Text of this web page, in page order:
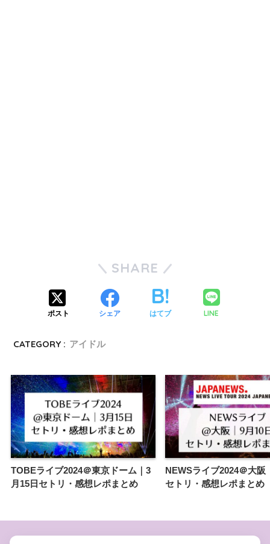
SHARE
ポスト シェア はてブ LINE
CATEGORY : アイドル
TOBEライブ2024＠東京ドーム｜3
月15日セトリ・感想レポまとめ
NEWSライブ2024＠大阪
セトリ・感想レポまとめ